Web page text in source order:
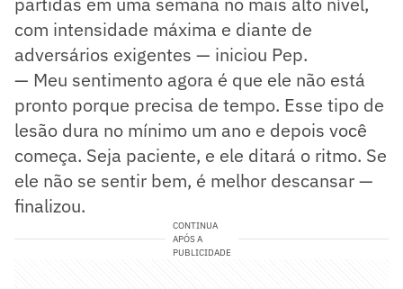
com intensidade máxima e diante de
adversários exigentes — iniciou Pep.
— Meu sentimento agora é que ele não está
pronto porque precisa de tempo. Esse tipo de
lesão dura no mínimo um ano e depois você
começa. Seja paciente, e ele ditará o ritmo. Se
ele não se sentir bem, é melhor descansar —
finalizou.
CONTINUA
APÓS A
PUBLICIDADE